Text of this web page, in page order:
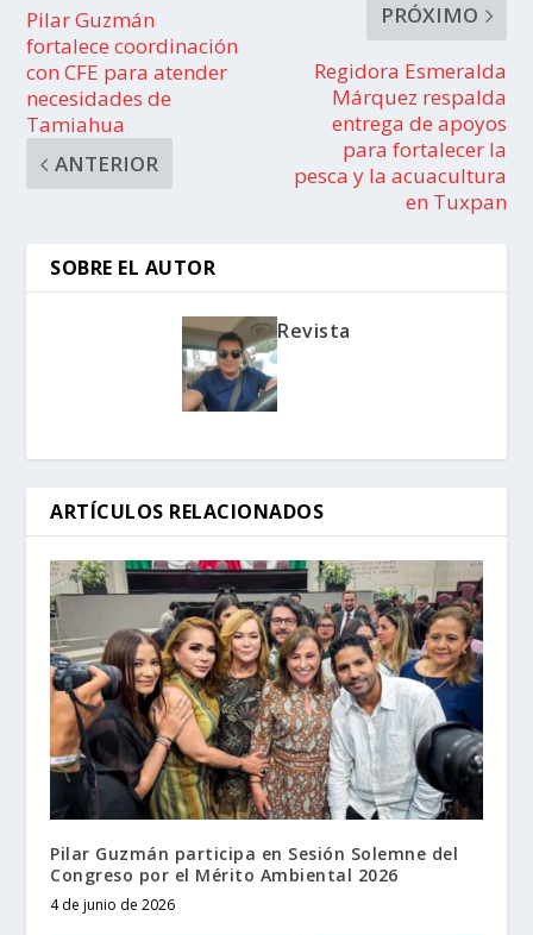
Pilar Guzmán
fortalece coordinación
con CFE para atender
necesidades de
Tamiahua
ANTERIOR
PRÓXIMO
Regidora Esmeralda
Márquez respalda
entrega de apoyos
para fortalecer la
pesca y la acuacultura
en Tuxpan
SOBRE EL AUTOR
Revista
ARTÍCULOS RELACIONADOS
Pilar Guzmán participa en Sesión Solemne del
Congreso por el Mérito Ambiental 2026
4 de junio de 2026